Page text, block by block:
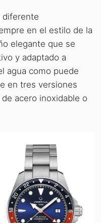
diferente
en el estilo de la
elegante que se
y adaptado a
agua como puede
en tres versiones
acero inoxidable o